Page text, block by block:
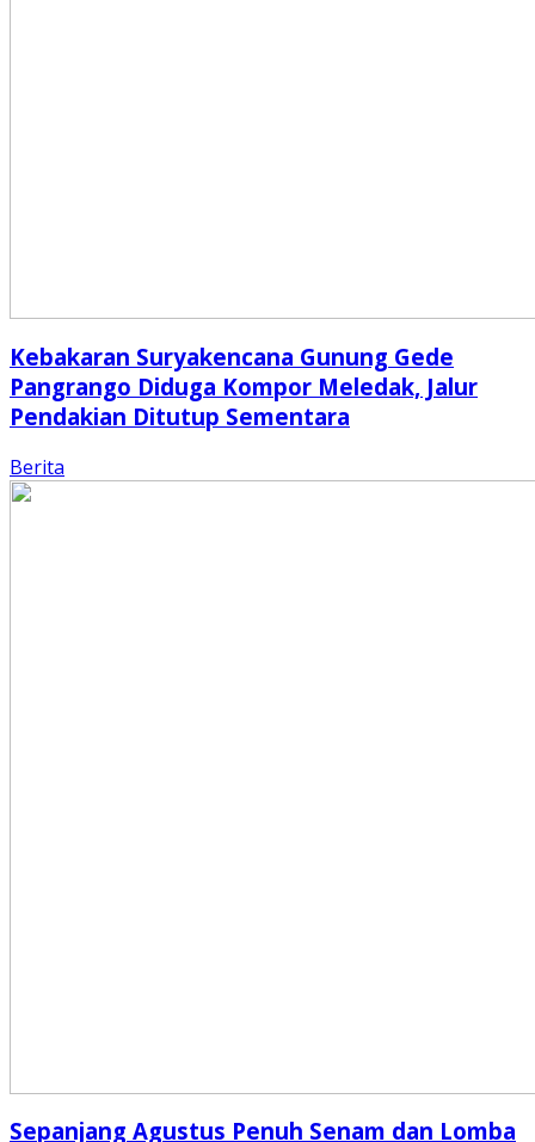
Kebakaran Suryakencana Gunung Gede
Pangrango Diduga Kompor Meledak, Jalur
Pendakian Ditutup Sementara
Berita
Sepanjang Agustus Penuh Senam dan Lomba